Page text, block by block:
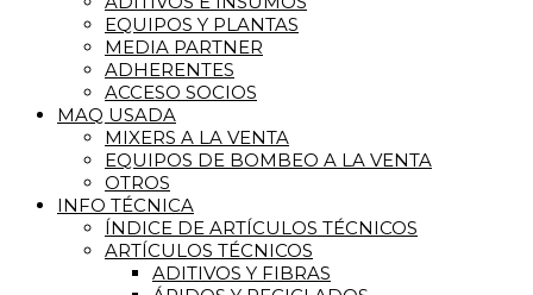
EQUIPOS Y PLANTAS
MEDIA PARTNER
ADHERENTES
ACCESO SOCIOS
MAQ USADA
MIXERS A LA VENTA
EQUIPOS DE BOMBEO A LA VENTA
OTROS
INFO TÉCNICA
ÍNDICE DE ARTÍCULOS TÉCNICOS
ARTÍCULOS TÉCNICOS
ADITIVOS Y FIBRAS